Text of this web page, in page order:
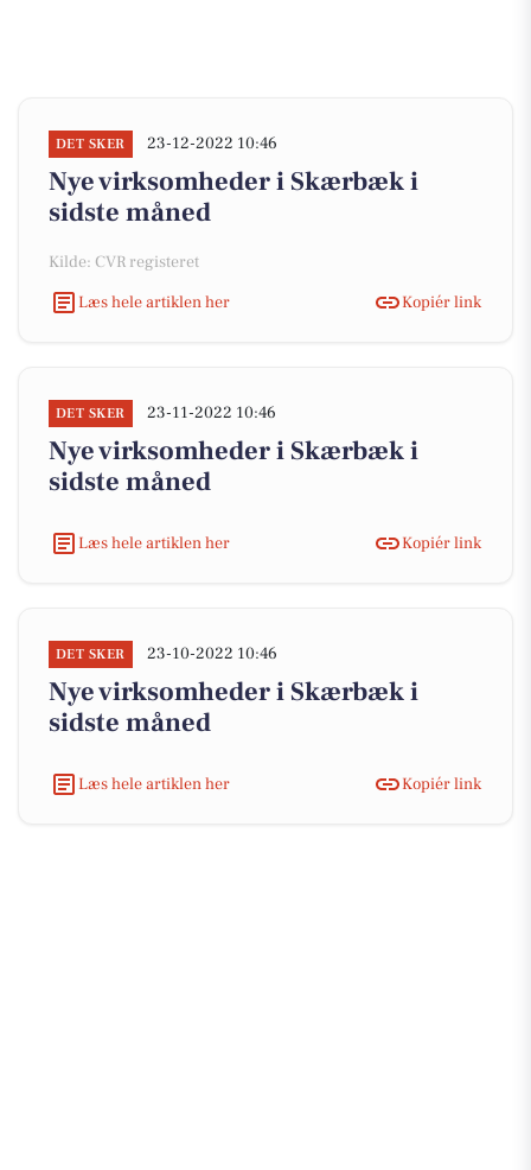
DET SKER 23-12-2022 10:46
Nye virksomheder i Skærbæk i
sidste måned
Kilde: CVR registeret
Læs hele artiklen her
Kopiér link
DET SKER 23-11-2022 10:46
Nye virksomheder i Skærbæk i
sidste måned
Læs hele artiklen her Kopiér link
DET SKER 23-10-2022 10:46
Nye virksomheder i Skærbæk i
sidste måned
Læs hele artiklen her Kopiér link